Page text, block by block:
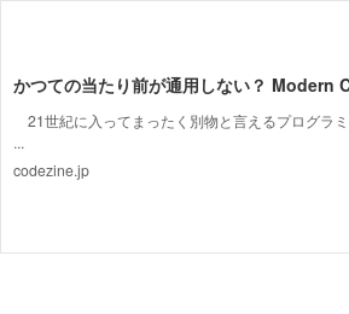
かつての当たり前が通用しない？ Modern
21世紀に入ってまったく別物と言えるプログラ
...
codezine.jp